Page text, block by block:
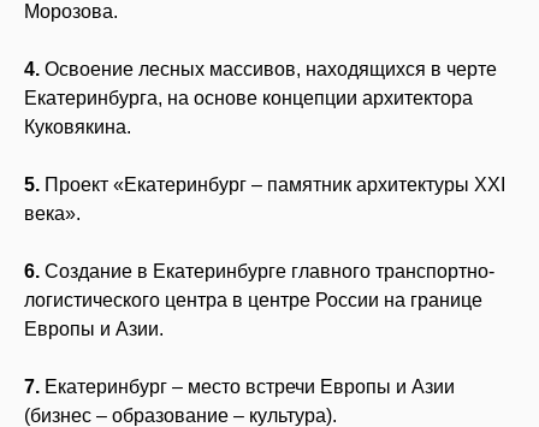
Морозова.
4. Освоение лесных массивов, находящихся в черте
Екатеринбурга, на основе концепции архитектора
Куковякина.
5. Проект «Екатеринбург – памятник архитектуры XXI
века».
6. Создание в Екатеринбурге главного транспортно-
логистического центра в центре России на границе
Европы и Азии.
7. Екатеринбург – место встречи Европы и Азии
(бизнес – образование – культура).